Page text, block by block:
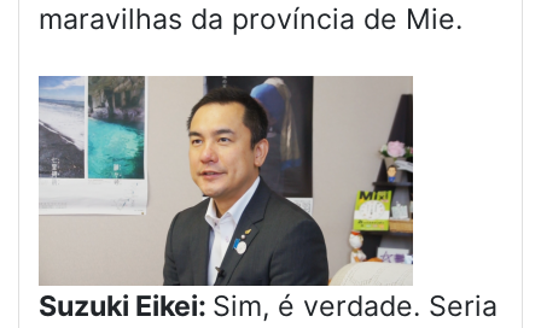
maravilhas da província de Mie.
Suzuki Eikei: Sim, é verdade. Seria